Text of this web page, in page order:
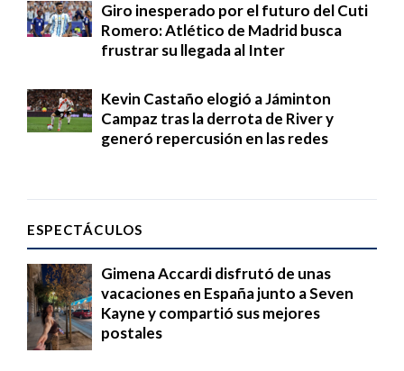
Giro inesperado por el futuro del Cuti
Romero: Atlético de Madrid busca
frustrar su llegada al Inter
Kevin Castaño elogió a Jáminton
Campaz tras la derrota de River y
generó repercusión en las redes
ESPECTÁCULOS
Gimena Accardi disfrutó de unas
vacaciones en España junto a Seven
Kayne y compartió sus mejores
postales